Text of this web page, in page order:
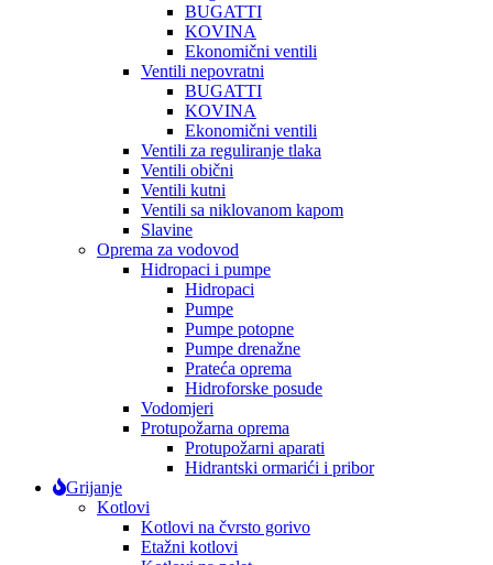
BUGATTI
KOVINA
Ekonomični ventili
Ventili nepovratni
BUGATTI
KOVINA
Ekonomični ventili
Ventili za reguliranje tlaka
Ventili obični
Ventili kutni
Ventili sa niklovanom kapom
Slavine
Oprema za vodovod
Hidropaci i pumpe
Hidropaci
Pumpe
Pumpe potopne
Pumpe drenažne
Prateća oprema
Hidroforske posude
Vodomjeri
Protupožarna oprema
Protupožarni aparati
Hidrantski ormarići i pribor
Grijanje
Kotlovi
Kotlovi na čvrsto gorivo
Etažni kotlovi